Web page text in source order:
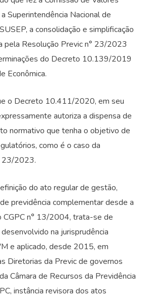
Superintendência Nacional de
a consolidação e simplificação
pela Resolução Previc n° 23/2023
do Decreto 10.139/2019
Econômica.
Decreto 10.411/2020, em seu
autoriza a dispensa de
normativo que tenha o objetivo de
como é o caso da
23/2023.
do ato regular de gestão,
previdência complementar desde a
CGPC n° 13/2004, trata-se de
na jurisprudência
e aplicado, desde 2015, em
Diretorias da Previc de governos
Câmara de Recursos da Previdência
instância revisora dos atos